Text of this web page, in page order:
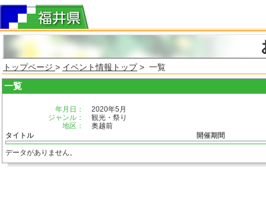
トップページ > イベント情報トップ> 一覧
一覧
年月日：
2020年5月
ジャンル：
観光・祭り
地区：
奥越前
タイトル
開催期間
データがありません。